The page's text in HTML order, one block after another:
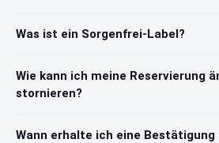
Was ist ein Sorgenfrei-Label?
Wie kann ich meine Reservierung
stornieren?
Wann erhalte ich eine Bestätigung